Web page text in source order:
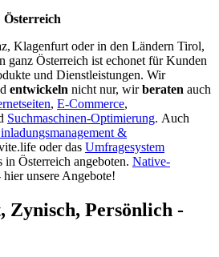
Österreich
Klagenfurt oder in den Ländern Tirol,
ganz Österreich ist echonet für Kunden
und Dienstleistungen. Wir
entwickeln nicht nur, wirberaten auch
, E-Commerce,
Suchmaschinen-Optimierung. Auch
&
oder das Umfragesystem
in Österreich angeboten. Native-
hier unsere Angebote!
Zynisch, Persönlich -